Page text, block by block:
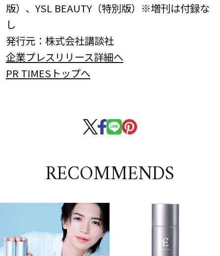
版）、YSL BEAUTY（特別版）※増刊は付録な
し
発行元：株式会社講談社
企業プレスリリース詳細へ
PR TIMESトップへ
RECOMMENDS